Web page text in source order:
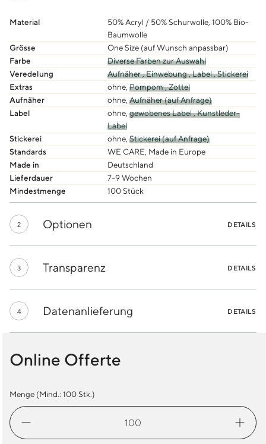
Material
50% Acryl / 50% Schurwolle, 100% Bio-
Baumwolle
Grösse
One Size (auf Wunsch anpassbar)
Farbe
Diverse Farben zur Auswahl
Veredelung
Aufnäher ,Einwebung ,Label ,Stickerei
Extras
ohne, Pompom ,Zottel
Aufnäher
ohne, Aufnäher (auf Anfrage)
Label
ohne, gewobenes Label ,Kunstleder-
Label
Stickerei
ohne, Stickerei (auf Anfrage)
Standards
WE CARE, Made in Europe
Made in
Deutschland
Lieferdauer
7–9 Wochen
Mindestmenge
100 Stück
2 Optionen DETAILS
3 Transparenz DETAILS
4 Datenanlieferung DETAILS
Online Offerte
Menge (Mind.: 100Stk.)
Classic
Beanie